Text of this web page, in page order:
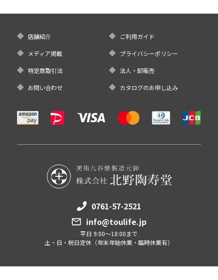
店舗紹介 ご利用ガイド
メディア掲載 プライバシーポリシー
特定商取引法 法人・卸販売
お問い合わせ カタログのお申し込み
0761-57-2521
info@toulife.jp
平日 9:00～18:00まで
土・日・祝日定休（年末年始休業・臨時休業有）